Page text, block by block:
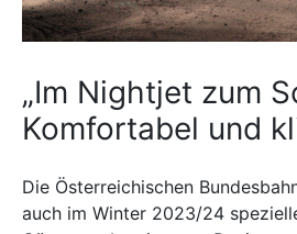
„Im Nightjet zum
Komfortabel und
Die Österreichischen
auch im Winter 2023/24